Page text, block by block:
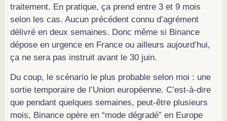
traitement. En pratique, ça prend entre 3 et 9 mois
selon les cas. Aucun précédent connu d’agrément
délivré en deux semaines. Donc même si Binance
dépose en urgence en France ou ailleurs aujourd’hui,
ça ne sera pas instruit avant le 30 juin.
Du coup, le scénario le plus probable selon moi : une
sortie temporaire de l’Union européenne. C’est-à-dire
que pendant quelques semaines, peut-être plusieurs
mois, Binance opère en “mode dégradé” en Europe